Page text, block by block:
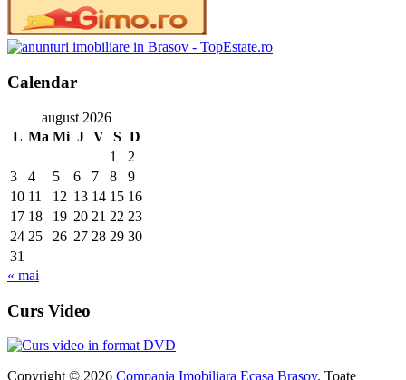
Calendar
august 2026
L Ma Mi J V S D
1
2
3
4 5 6 7 8
9
10 11 12 13 14 15 16
17 18 19 20 21 22 23
24 25 26 27 28 29 30
31
« mai
Curs Video
Copyright © 2026 Compania Imobiliara Ecasa Brasov. Toate